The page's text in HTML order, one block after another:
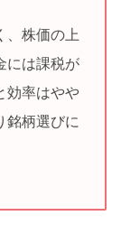
、株価の上
には課税が
効率はやや
銘柄選びに